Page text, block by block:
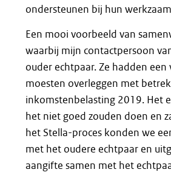
ondersteunen bij hun
Een mooi voorbeeld van
waarbij mijn contactpersoon
ouder echtpaar. Ze hadden
moesten overleggen met
inkomstenbelasting 2019. Het
het niet goed zouden doen en
het Stella-proces konden we
met het oudere echtpaar en
aangifte samen met het